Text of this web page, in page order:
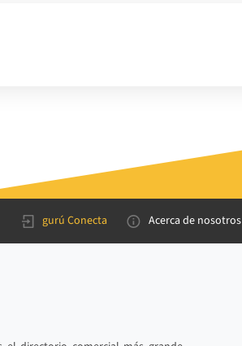
gurú Conecta Acerca de nosotros